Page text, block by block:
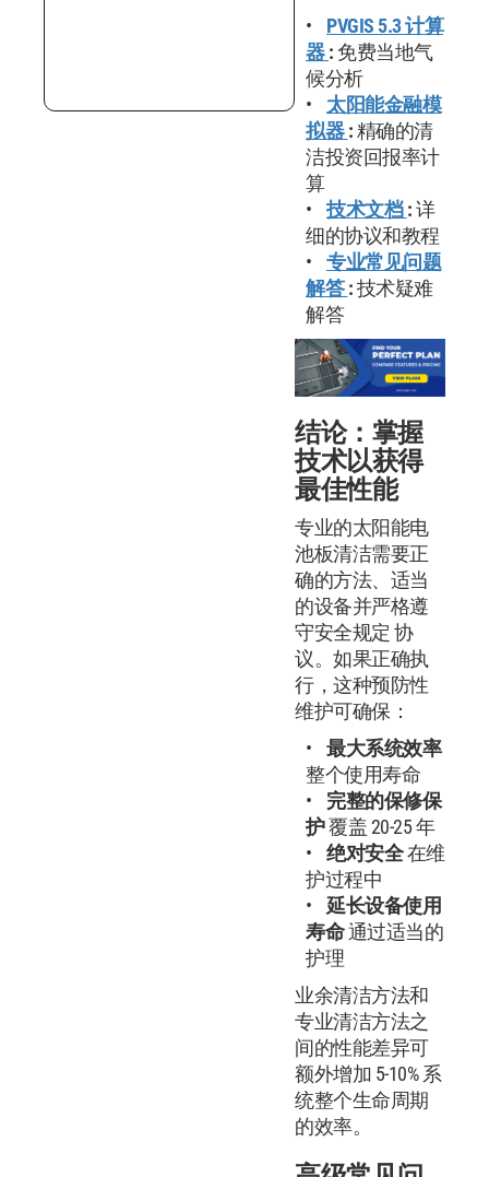
PVGIS 5.3 计算
器: 免费当地气
候分析
太阳能金融模
拟器:精确的清
洁投资回报率计
算
技术文档:详
细的协议和教程
专业常见问题
解答:技术疑难
解答
结论：掌握
技术以获得
最佳性能
专业的太阳能电
池板清洁需要正
确的方法、适当
的设备并严格遵
守安全规定 协
议。如果正确执
行，这种预防性
维护可确保：
最大系统效率
整个使用寿命
完整的保修保
护覆盖 20-25 年
绝对安全在维
护过程中
延长设备使用
寿命通过适当的
护理
业余清洁方法和
专业清洁方法之
间的性能差异可
额外增加 5-10% 系
统整个生命周期
的效率。